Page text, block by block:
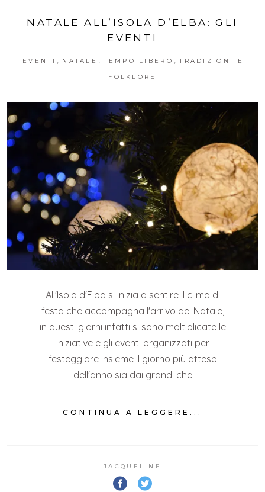
NATALE ALL’ISOLA D’ELBA: GLI
EVENTI
EVENTI NATALE TEMPO LIBERO TRADIZIONI E
FOLKLORE
All'Isola d'Elba si inizia a sentire il clima di
festa che accompagna l'arrivo del Natale,
in questi giorni infatti si sono moltiplicate le
iniziative e gli eventi organizzati per
festeggiare insieme il giorno più atteso
dell'anno sia dai grandi che
CONTINUA A LEGGERE...
JACQUELINE